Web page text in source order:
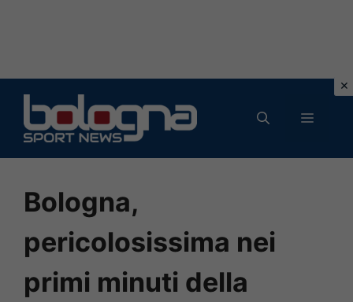
contenuto
MENU
Bologna,
pericolosissima nei
primi minuti della